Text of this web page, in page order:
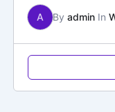
A By adminIn